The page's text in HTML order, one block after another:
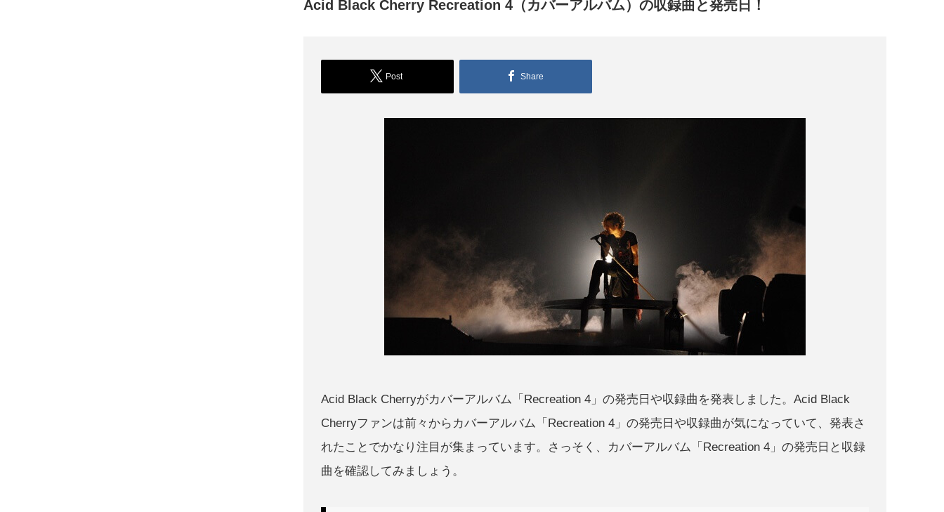
Acid Black Cherry Recreation 4（カバーアルバム）の収録曲と発売日！
Post Share
Acid Black Cherryがカバーアルバム「Recreation 4」の発売日や収録曲を発表しました。Acid Black
Cherryファンは前々からカバーアルバム「Recreation 4」の発売日や収録曲が気になっていて、発表さ
れたことでかなり注目が集まっています。さっそく、カバーアルバム「Recreation 4」の発売日と収録
曲を確認してみましょう。